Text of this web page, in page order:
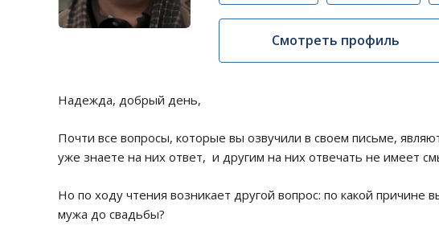
Смотреть профиль
Надежда, добрый день,
Почти все вопросы, которые вы озвучили в своем письме,
уже знаете на них ответ, и другим на них отвечать не имеет
Но по ходу чтения возникает другой вопрос: по какой причине
мужа до свадьбы?